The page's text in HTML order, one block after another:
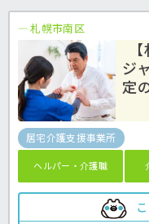
札幌市南区
ジ
定
居宅介護支援事業所
ヘルパー・介護職